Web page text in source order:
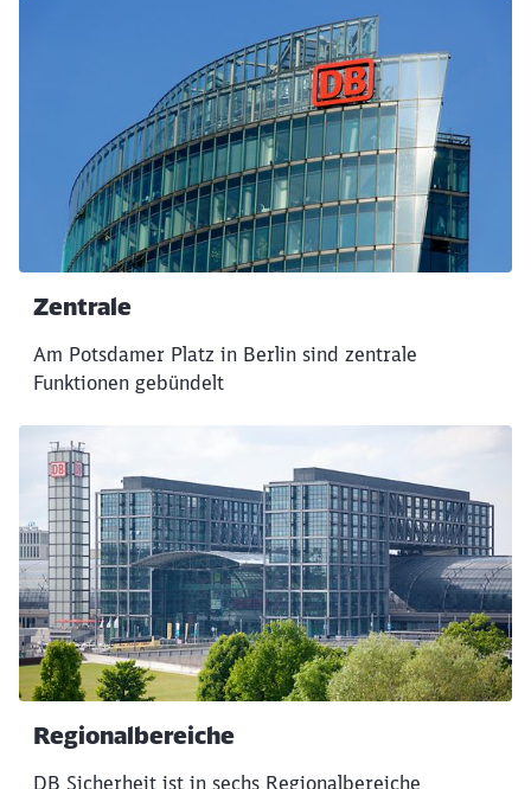
Zentrale
Am Potsdamer Platz in Berlin sind zentrale
Funktionen gebündelt
Regionalbereiche
DB Sicherheit ist in sechs Regionalbereiche
Möchten Sie zu weitergeleitet
werden?
Abbrechen Weiter